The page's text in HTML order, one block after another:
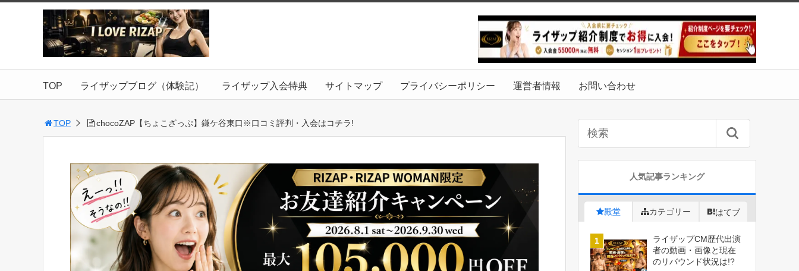
TOP ライザップブログ（体験記） ライザップ入会特典 サイトマップ プライバシーポリシー 運営者情報 お問い合わせ
TOP chocoZAP【ちょこざっぷ】鎌ケ谷東口※口コミ評判・入会はコチラ!
人気記事ランキング
殿堂 カテゴリー はてブ
ライザップCM歴代出演
者の動画・画像と現在
のリバウンド状況は!?